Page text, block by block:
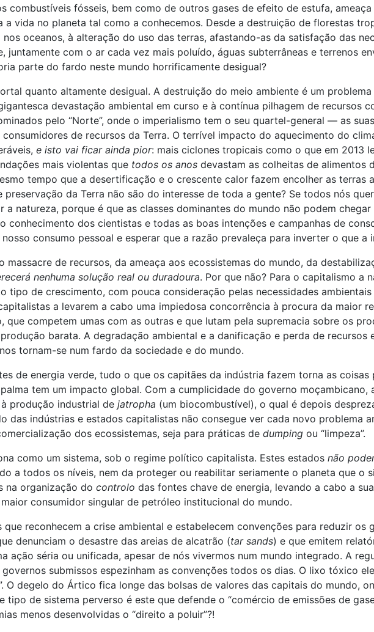
combustíveis fósseis, bem como de outros gases de efeito de estufa,
a vida no planeta tal como a conhecemos. Desde a destruição de florestas
oceanos, à alteração do uso das terras, afastando-as da satisfação das
juntamente com o ar cada vez mais poluído, águas subterrâneas e terrenos
parte do fardo neste mundo horrificamente desigual?
quanto altamente desigual. A destruição do meio ambiente é um
devastação ambiental em curso e à contínua pilhagem de recursos
pelo “Norte”, onde o imperialismo tem o seu quartel-general — as
de recursos da Terra. O terrível impacto do aquecimento do
e isto vai ficar ainda pior: mais ciclones tropicais como o que em 2013
mais violentas que todos os anos devastam as colheitas de alimentos
tempo que a desertificação e o crescente calor fazem encolher as terras
da Terra não são do interesse de toda a gente? Se todos nós
a natureza, porque é que as classes dominantes do mundo não podem
conhecimento dos cientistas e todas as boas intenções e campanhas de
consumo pessoal e esperar que a razão prevaleça para inverter o que
massacre de recursos, da ameaça aos ecossistemas do mundo, da
nenhuma solução real ou duradoura. Por que não? Para o capitalismo a
tipo de crescimento, com pouca consideração pelas necessidades
a levarem a cabo uma impiedosa concorrência à procura da maior
que competem umas com as outras e que lutam pela supremacia sobre os
barata. A degradação ambiental e a danificação e perda de
tornam-se num fardo da sociedade e do mundo.
de energia verde, tudo o que os capitães da indústria fazem torna as
tem um impacto global. Com a cumplicidade do governo moçambicano,
produção industrial de jatropha (um biocombustível), o qual é depois
das indústrias e estados capitalistas não consegue ver cada novo problema
dos ecossistemas, seja para práticas de dumping ou “limpeza”.
como um sistema, sob o regime político capitalista. Estes estados não
a todos os níveis, nem da proteger ou reabilitar seriamente o planeta que o
na organização do controlo das fontes chave de energia, levando a cabo a
consumidor singular de petróleo institucional do mundo.
reconhecem a crise ambiental e estabelecem convenções para reduzir
denunciam o desastre das areias de alcatrão (tar sands) e que emitem
ação séria ou unificada, apesar de nós vivermos num mundo integrado. A
submissos espezinham as convenções todos os dias. O lixo tóxico
O degelo do Ártico fica longe das bolsas de valores das capitais do mundo,
tipo de sistema perverso é este que defende o “comércio de emissões de
menos desenvolvidas o “direito a poluir”?!